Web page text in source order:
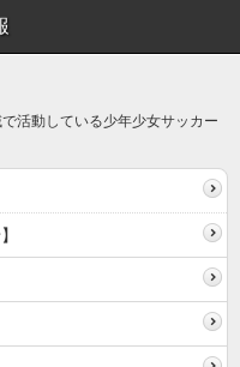
活動している少年少女サッカー